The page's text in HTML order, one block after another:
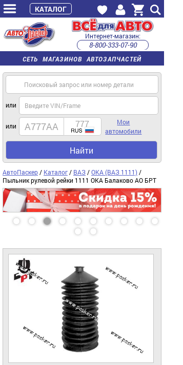
СЕТЬ МАГАЗИНОВ АВТОЗАПЧАСТЕЙ
Интернет-магазин:
8-800-333-07-90
часы работы с 9:00 до 22:00 (пн-пт)
или
или
Мои
автомобили
Найти
АвтоПаскер / Каталог / ВАЗ /ОКА (ВАЗ 1111) /
Пыльник рулевой рейки 1111 ОКА Балаково АО БРТ
КАТАЛОГ